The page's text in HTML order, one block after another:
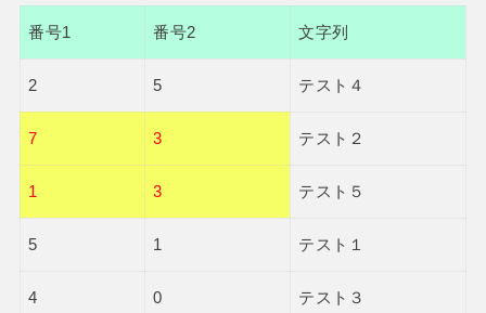
番号1 番号2 文字列
2 5 テスト４
7 3 テスト２
1 3 テスト５
5 1 テスト１
4 0 テスト３